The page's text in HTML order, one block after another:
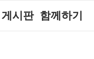
게시판 함께하기